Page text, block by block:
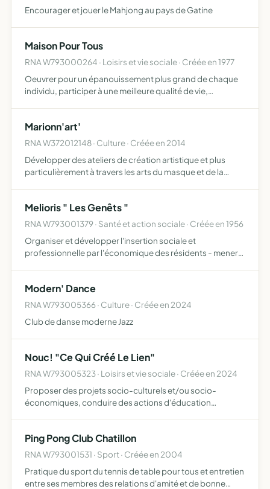
Encourager et jouer le Mahjong au pays de Gatine
Maison Pour Tous
RNA W793000264 · Loisirs et vie sociale · Créée en 1977
Oeuvrer pour un épanouissement plus grand de chaque
individu, participer à une meilleure qualité de vie,
Marionn'art'
RNA W372012148 · Culture · Créée en 2014
Développer des ateliers de création artistique et plus
particulièrement à travers les arts du masque et de la
Melioris " Les Genêts "
RNA W793001379 · Santé et action sociale · Créée en 1956
Organiser et développer l'insertion sociale et
professionnelle par l'économique des résidents - mener
connaissance des pro…
Modern' Dance
RNA W793005366 · Culture · Créée en 2024
Club de danse moderne Jazz
Nouc! "Ce Qui Créé Le Lien"
RNA W793005323 · Loisirs et vie sociale · Créée en 2024
Proposer des projets socio-culturels et/ou socio-
économiques, conduire des actions d'éducation
Ping Pong Club Chatillon
RNA W793001531 · Sport · Créée en 2004
Pratique du sport du tennis de table pour tous et entretien
entre ses membres des relations d'amité et de bonne